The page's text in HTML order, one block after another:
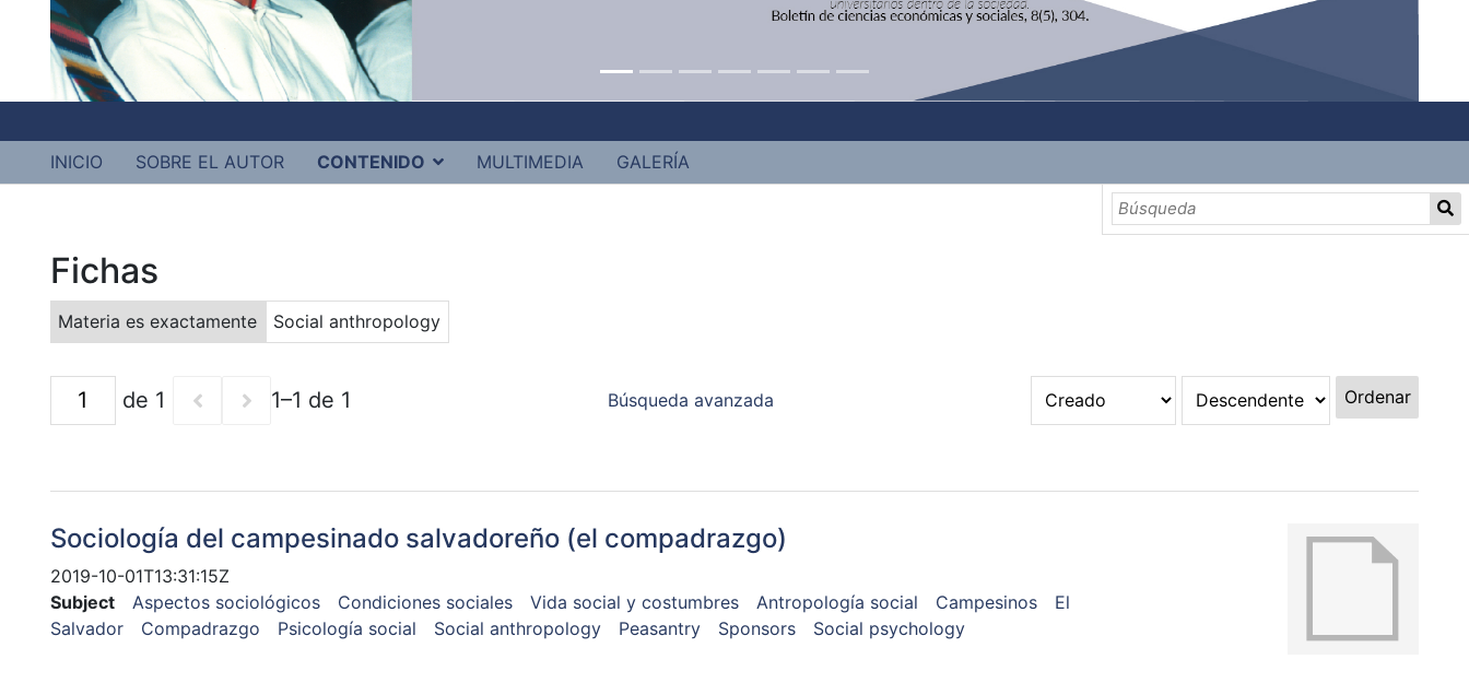
INICIO SOBRE EL AUTOR CONTENIDO MULTIMEDIA GALERÍA
Fichas
Materia es exactamente Social anthropology
de 1 1–1 de 1 Búsqueda avanzada Ordenar
Sociología del campesinado salvadoreño (el compadrazgo)
2019-10-01T13:31:15Z
Subject
Aspectos sociológicos Condiciones sociales Vida social y costumbres Antropología social Campesinos
El
Salvador
Compadrazgo Psicología social Social anthropology Peasantry Sponsors Social psychology